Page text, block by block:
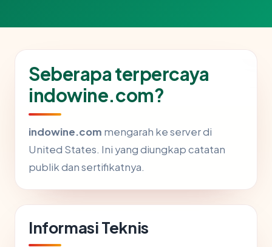
Seberapa terpercaya
indowine.com?
indowine.com mengarah ke server di
United States. Ini yang diungkap catatan
publik dan sertifikatnya.
Informasi Teknis